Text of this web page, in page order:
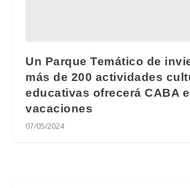
Un Parque Temático de
más de 200 actividades
educativas ofrecerá CABA
vacaciones
07/05/2024